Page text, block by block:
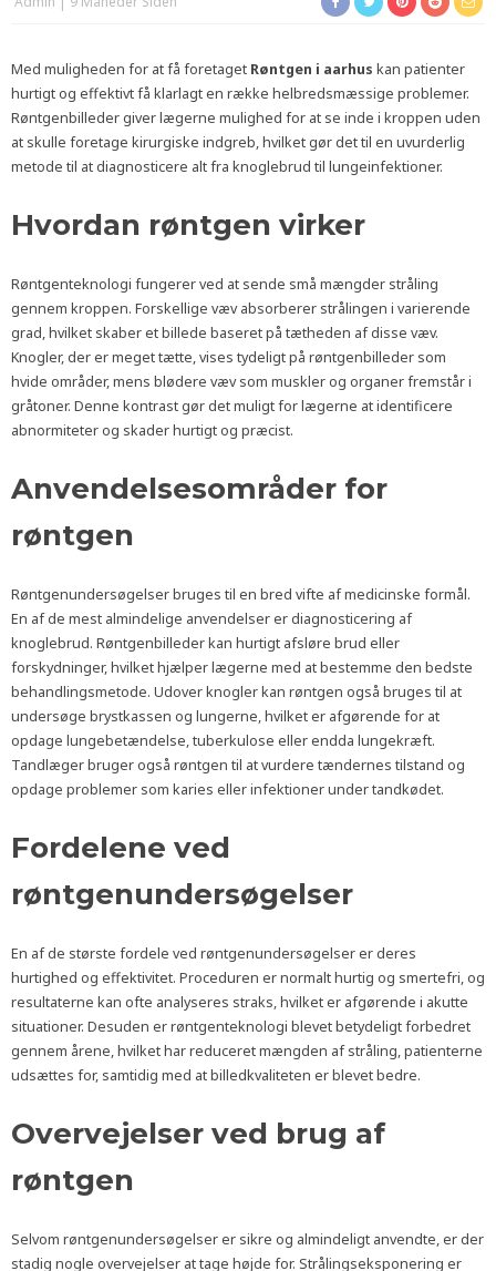
Med muligheden for at få foretaget Røntgen i aarhus kan patienter
hurtigt og effektivt få klarlagt en række helbredsmæssige problemer.
Røntgenbilleder giver lægerne mulighed for at se inde i kroppen uden
at skulle foretage kirurgiske indgreb, hvilket gør det til en uvurderlig
metode til at diagnosticere alt fra knoglebrud til lungeinfektioner.
Hvordan røntgen virker
Røntgenteknologi fungerer ved at sende små mængder stråling
gennem kroppen. Forskellige væv absorberer strålingen i varierende
grad, hvilket skaber et billede baseret på tætheden af disse væv.
Knogler, der er meget tætte, vises tydeligt på røntgenbilleder som
hvide områder, mens blødere væv som muskler og organer fremstår i
gråtoner. Denne kontrast gør det muligt for lægerne at identificere
abnormiteter og skader hurtigt og præcist.
Anvendelsesområder for
røntgen
Røntgenundersøgelser bruges til en bred vifte af medicinske formål.
En af de mest almindelige anvendelser er diagnosticering af
knoglebrud. Røntgenbilleder kan hurtigt afsløre brud eller
forskydninger, hvilket hjælper lægerne med at bestemme den bedste
behandlingsmetode. Udover knogler kan røntgen også bruges til at
undersøge brystkassen og lungerne, hvilket er afgørende for at
opdage lungebetændelse, tuberkulose eller endda lungekræft.
Tandlæger bruger også røntgen til at vurdere tændernes tilstand og
opdage problemer som karies eller infektioner under tandkødet.
Fordelene ved
røntgenundersøgelser
En af de største fordele ved røntgenundersøgelser er deres
hurtighed og effektivitet. Proceduren er normalt hurtig og smertefri, og
resultaterne kan ofte analyseres straks, hvilket er afgørende i akutte
situationer. Desuden er røntgenteknologi blevet betydeligt forbedret
gennem årene, hvilket har reduceret mængden af stråling, patienterne
udsættes for, samtidig med at billedkvaliteten er blevet bedre.
Overvejelser ved brug af
røntgen
Selvom røntgenundersøgelser er sikre og almindeligt anvendte, er der
stadig nogle overvejelser at tage højde for. Strålingseksponering er